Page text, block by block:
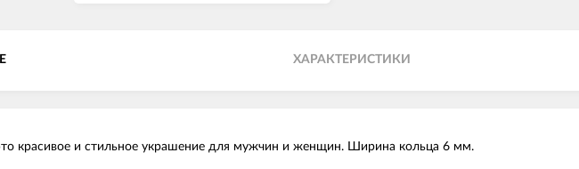
ХАРАКТЕРИСТИКИ
красивое и стильное украшение для мужчин и женщин. Ширина кольца 6 мм.